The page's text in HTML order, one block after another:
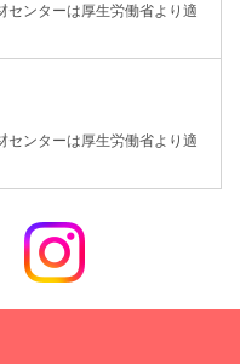
センターは厚生労働省より適
センターは厚生労働省より適